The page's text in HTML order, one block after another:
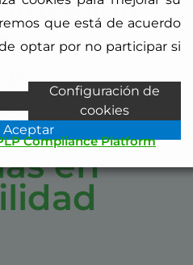
día con
en
que está de acuerdo
optar por no participar si
Configuración de
cookies
Aceptar
Compliance Platform